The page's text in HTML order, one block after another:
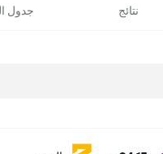
نتائج جدول